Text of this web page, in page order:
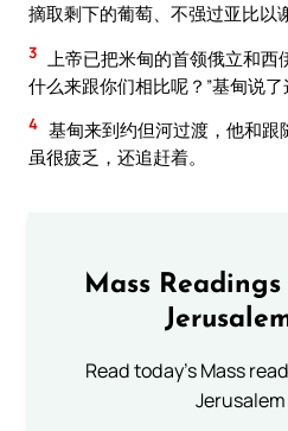
摘取剩下的葡萄、不强过亚比以
3
上帝已把米甸的首领俄立和
什么来跟你们相比呢？”基甸说了
4 基甸来到约但河过渡，他和跟
虽很疲乏，还追赶着。
Mass
Read today's Mass